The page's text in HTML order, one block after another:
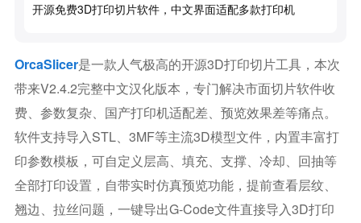
开源免费3D打印切片软件，中文界面适配多款打印机
OrcaSlicer是一款人气极高的开源3D打印切片工具，本次
带来v2.4.2完整中文汉化版本，专门解决市面切片软件收
费、参数复杂、国产打印机适配差、预览效果差等痛点。
软件支持导入STL、3MF等主流3D模型文件，内置丰富打
印参数模板，可自定义层高、填充、支撑、冷却、回抽等
全部打印设置，自带实时仿真预览功能，提前查看层纹、
翘边、拉丝问题，一键导出G-Code文件直接导入3D打印